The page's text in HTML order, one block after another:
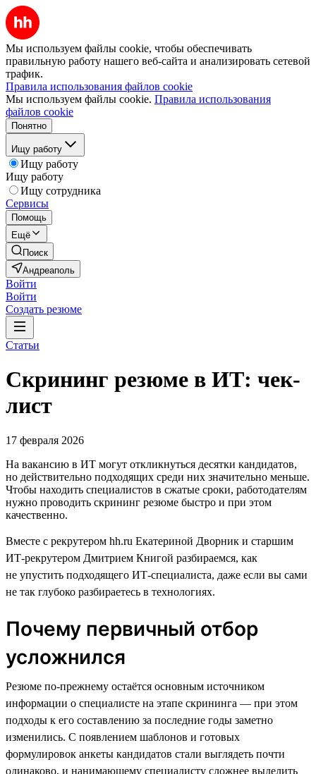
Мы используем файлы cookie, чтобы обеспечивать
правильную работу нашего веб-сайта и анализировать сетевой
трафик.
Правила использования файлов cookie
Мы используем файлы cookie. Правила использования
файлов cookie
Понятно
Ищу работу
Ищу работу
Ищу работу
Ищу сотрудника
Сервисы
Помощь
Ещё
Поиск
Андреаполь
Войти
Войти
Создать резюме
Статьи
Скрининг резюме в ИТ: чек-
лист
17 февраля 2026
На вакансию в ИТ могут откликнуться десятки кандидатов,
но действительно подходящих среди них значительно меньше.
Чтобы находить специалистов в сжатые сроки, работодателям
нужно проводить скрининг резюме быстро и при этом
качественно.
Вместе с рекрутером hh.ru Екатериной Дворник и старшим
ИТ-рекрутером Дмитрием Книгой разбираемся, как
не упустить подходящего ИТ-специалиста, даже если вы сами
не так глубоко разбираетесь в технологиях.
Почему первичный отбор
усложнился
Резюме по-прежнему остаётся основным источником
информации о специалисте на этапе скрининга — при этом
подходы к его составлению за последние годы заметно
изменились. С появлением шаблонов и готовых
формулировок анкеты кандидатов стали выглядеть почти
одинаково, и нанимающему специалисту сложнее выделить